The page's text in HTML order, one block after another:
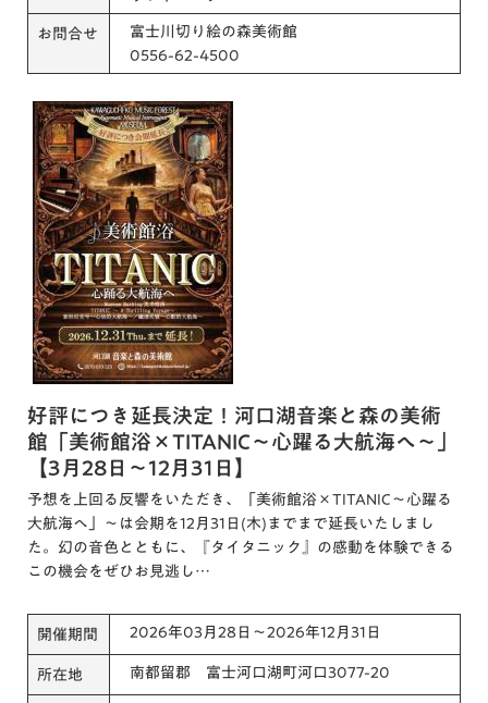
お問合せ
富士川切り絵の森美術館
0556-62-4500
好評につき延長決定！河口湖音楽と森の美術
館「美術館浴×TITANIC～心躍る大航海へ～」
【3月28日～12月31日】
予想を上回る反響をいただき、「美術館浴×TITANIC～心躍る
大航海へ」～は会期を12月31日(木)までまで延長いたしまし
た。幻の音色とともに、『タイタニック』の感動を体験できる
この機会をぜひお見逃し…
開催期間 2026年03月28日～2026年12月31日
所在地 南都留郡 富士河口湖町河口3077-20